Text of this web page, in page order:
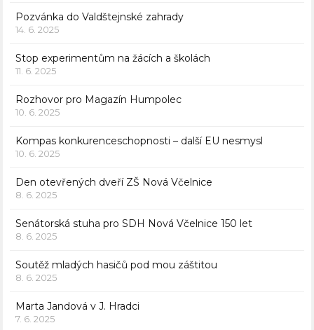
Pozvánka do Valdštejnské zahrady
14. 6. 2025
Stop experimentům na žácích a školách
11. 6. 2025
Rozhovor pro Magazín Humpolec
10. 6. 2025
Kompas konkurenceschopnosti – další EU nesmysl
10. 6. 2025
Den otevřených dveří ZŠ Nová Včelnice
8. 6. 2025
Senátorská stuha pro SDH Nová Včelnice 150 let
8. 6. 2025
Soutěž mladých hasičů pod mou záštitou
8. 6. 2025
Marta Jandová v J. Hradci
7. 6. 2025